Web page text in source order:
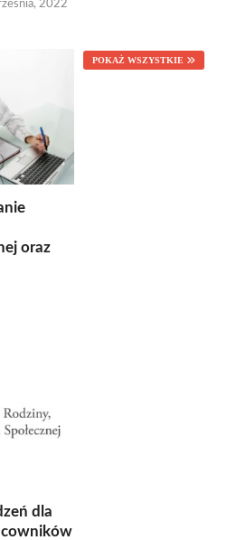
2022
POKAŻ WSZYSTKIE
oraz
dla